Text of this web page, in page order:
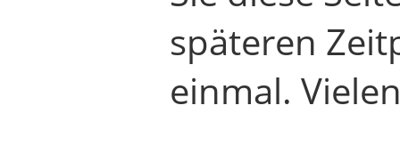
späteren
einmal.